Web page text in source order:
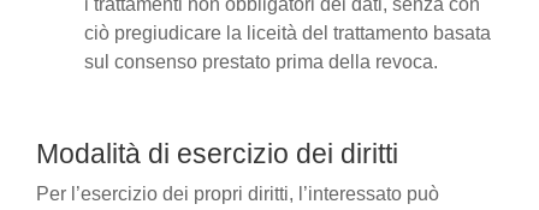
i trattamenti non obbligatori dei dati, senza con
ciò pregiudicare la liceità del trattamento basata
sul consenso prestato prima della revoca.
Modalità di esercizio dei diritti
Per l’esercizio dei propri diritti, l’interessato può